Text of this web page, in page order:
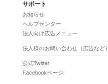
サポート
お知らせ
ヘルプセンター
法人向け広告メニュー
法人様のお問い合わせ（広告など）
公式Twitter
Facebookページ